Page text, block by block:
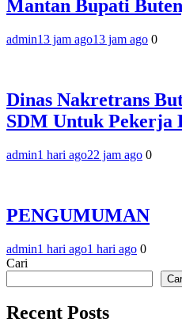
Mantan Bupati
admin13 jam ago13 jam ago 0
Dinas Nakretrans
SDM Untuk Pekerja
admin1 hari ago22 jam ago 0
PENGUMUMAN
admin1 hari ago1 hari ago 0
Cari
Recent Posts